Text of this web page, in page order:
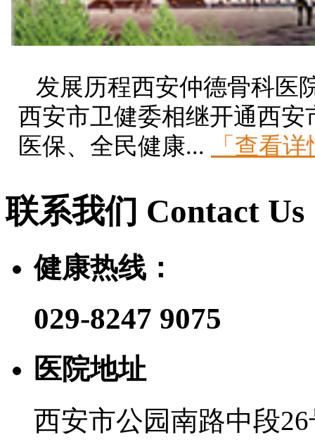
发展历程西安仲德骨科医
西安市卫健委相继开通西
医保、全民健康...
「查看
联系我们 Contact Us
健康热线：
029-8247 9075
医院地址
西安市公园南路中段26